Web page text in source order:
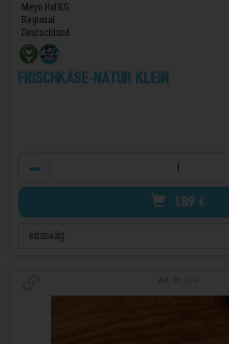
Meyn Hof KG
Regional
Deutschland
Frischkäse-Natur Klein
1,89 €